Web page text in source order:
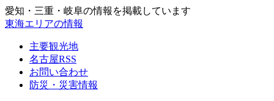
愛知・三重・岐阜の情報を掲載しています
東海エリアの情報
主要観光地
名古屋RSS
お問い合わせ
防災・災害情報